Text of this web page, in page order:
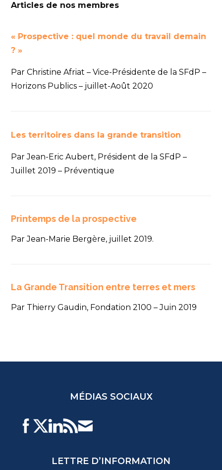
Articles de nos membres
« Prospective : quel monde du travail demain
? »
Par Christine Afriat – Vice-Présidente de la SFdP –
Horizons Publics – juillet-Août 2020
Les territoires dans la grande transition
Par Jean-Eric Aubert, Président de la SFdP –
Juillet 2019 – Préventique
Printemps de la prospective
Par Jean-Marie Bergère, juillet 2019.
La Grande Transition entre terres et mers
Par Thierry Gaudin, Fondation 2100 – Juin 2019
MÉDIAS SOCIAUX
LETTRE D’INFORMATION